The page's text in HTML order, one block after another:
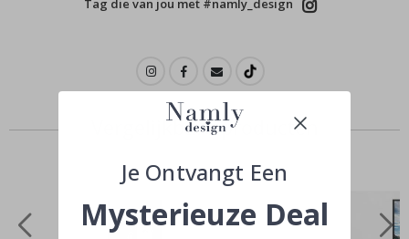
Tag die van jou met #namly_design
Vergelijkbare producten
Je Ontvangt Een
Mysterieuze Deal